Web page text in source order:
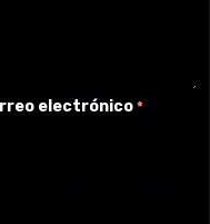
electrónico*